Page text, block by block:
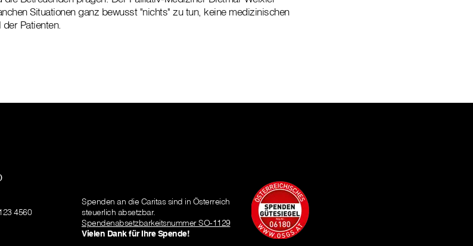
Situationen ganz bewusst "nichts" zu tun, keine medizinischen
Patienten.
4560
Spenden an die Caritas sind in Österreich
steuerlich absetzbar.
Spendenabsetzbarkeitsnummer SO-1129
Vielen Dank für Ihre Spende!